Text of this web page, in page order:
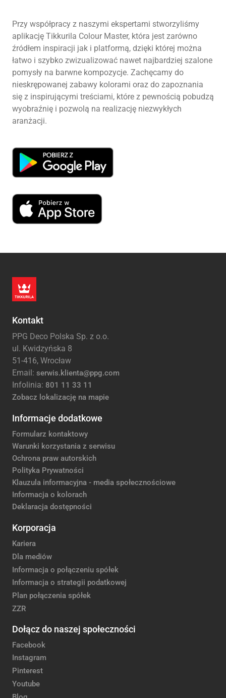
Przy współpracy z naszymi ekspertami stworzyliśmy
aplikację Tikkurila Colour Master, która jest zarówno
źródłem inspiracji jak i platformą, dzięki której można
łatwo i szybko zwizualizować nawet najbardziej szalone
pomysły na barwne kompozycje. Zachęcamy do
nieskrępowanej zabawy kolorami oraz do zapoznania
się z inspirującymi treściami, które z pewnością pobudzą
wyobraźnię i pozwolą na realizację niezwykłych
aranżacji.
Kontakt
PPG Deco Polska Sp. z o.o.
ul. Kwidzyńska 8
51-416, Wrocław
Email: serwis.klienta@ppg.com
Infolinia: 801 11 33 11
Zobacz lokalizację na mapie
Informacje dodatkowe
Formularz kontaktowy
Warunki korzystania z serwisu
Ochrona praw autorskich
Polityka Prywatności
Klauzula informacyjna - media społecznościowe
Informacja o kolorach
Deklaracja dostępności
Korporacja
Kariera
Dla mediów
Informacja o połączeniu spółek
Informacja o strategii podatkowej
Plan połączenia spółek
ZZR
Dołącz do naszej społeczności
Facebook
Instagram
Pinterest
Youtube